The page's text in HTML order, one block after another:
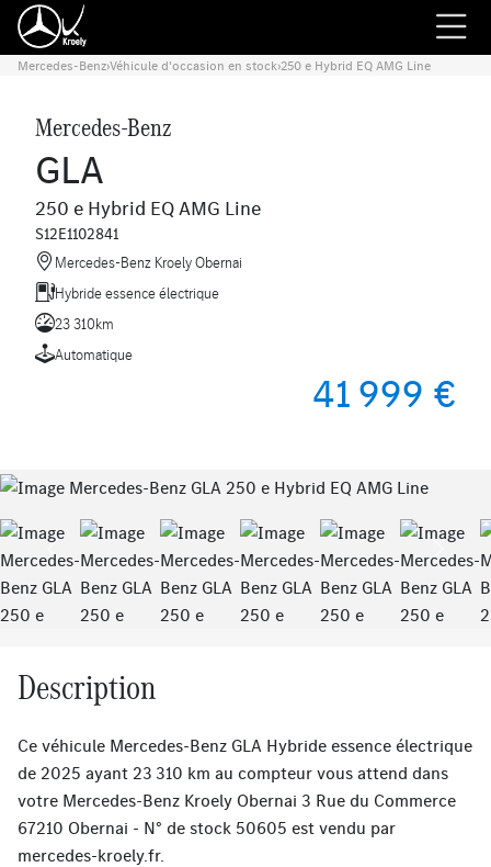
Mercedes-Benz›Véhicule d'occasion en stock›250 e Hybrid EQ AMG Line
Mercedes-Benz
GLA
250 e Hybrid EQ AMG Line
S12E1102841
Mercedes-Benz Kroely Obernai
Hybride essence électrique
23 310km
Automatique
41 999 €
Previous Next
Description
Ce véhicule Mercedes-Benz GLA Hybride essence électrique
de 2025 ayant 23 310 km au compteur vous attend dans
votre Mercedes-Benz Kroely Obernai 3 Rue du Commerce
67210 Obernai - N° de stock 50605 est vendu par
mercedes-kroely.fr.